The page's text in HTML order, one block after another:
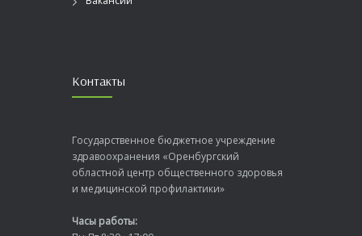
Контакты
Государственное бюджетное учреждение
здравоохранения «Оренбургский
областной центр общественного здоровья
и медицинской профилактики»
Часы работы: